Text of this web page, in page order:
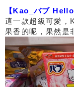
【Kao_バブ
這一款超級可愛
果香的呢，果然是